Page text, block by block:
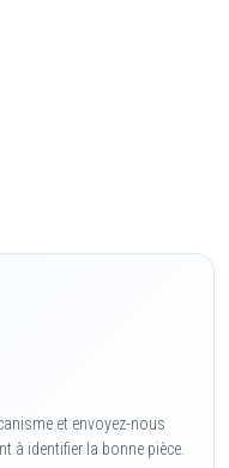
et envoyez-nous
à identifier la bonne pièce.